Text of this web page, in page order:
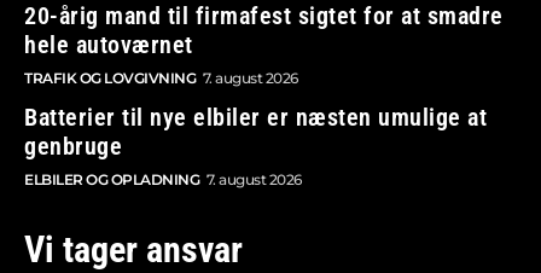
20-årig mand til firmafest sigtet for at smadre
hele autoværnet
TRAFIK OG LOVGIVNING 7. august 2026
Batterier til nye elbiler er næsten umulige at
genbruge
ELBILER OG OPLADNING 7. august 2026
Vi tager ansvar